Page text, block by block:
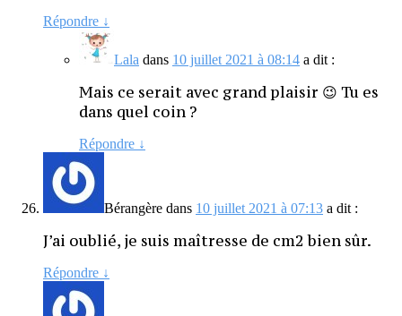
Répondre ↓
Lala dans 10 juillet 2021 à 08:14 a dit :
Mais ce serait avec grand plaisir 😉 Tu es
dans quel coin ?
Répondre ↓
Bérangère dans 10 juillet 2021 à 07:13 a dit :
J’ai oublié, je suis maîtresse de cm2 bien sûr.
Répondre ↓